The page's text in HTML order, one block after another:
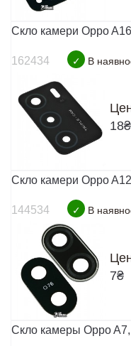
Скло камери Oppo
162434 ✓ В
18₴
Скло камери Oppo
144534 ✓ В
7₴
Скло камеры Oppo